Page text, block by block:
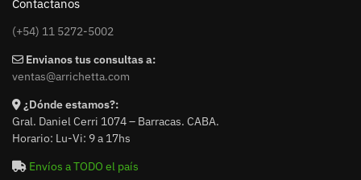
Contactanos
(+54) 11 5272-5002
Envianos tus consultas a:
ventas@arrichetta.com
¿Dónde estamos?:
Gral. Daniel Cerri 1074 – Barracas. CABA.
Horario: Lu-Vi: 9 a 17hs
Envíos a TODO el país